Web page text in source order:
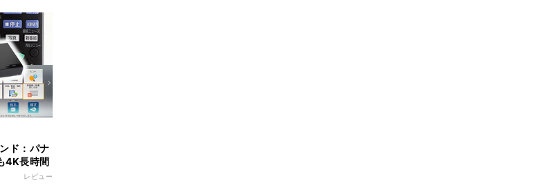
ド：パナ
4K長時間
レビュー